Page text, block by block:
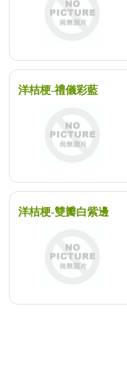
洋桔梗-禮儀彩藍
洋桔梗-雙瓣白紫邊